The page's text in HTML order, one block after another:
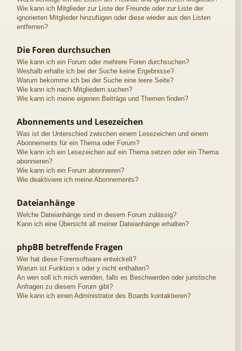
Wie kann ich Mitglieder zur Liste der Freunde oder zur Liste der
ignorierten Mitglieder hinzufügen oder diese wieder aus den Listen
entfernen?
Die Foren durchsuchen
Wie kann ich ein Forum oder mehrere Foren durchsuchen?
Weshalb erhalte ich bei der Suche keine Ergebnisse?
Warum bekomme ich bei der Suche eine leere Seite?
Wie kann ich nach Mitgliedern suchen?
Wie kann ich meine eigenen Beiträge und Themen finden?
Abonnements und Lesezeichen
Was ist der Unterschied zwischen einem Lesezeichen und einem
Abonnements für ein Thema oder Forum?
Wie kann ich ein Lesezeichen auf ein Thema setzen oder ein Thema
abonnieren?
Wie kann ich ein Forum abonnieren?
Wie deaktiviere ich meine Abonnements?
Dateianhänge
Welche Dateianhänge sind in diesem Forum zulässig?
Kann ich eine Übersicht all meiner Dateianhänge erhalten?
phpBB betreffende Fragen
Wer hat diese Forensoftware entwickelt?
Warum ist Funktion x oder y nicht enthalten?
An wen soll ich mich wenden, falls es Beschwerden oder juristische
Anfragen zu diesem Forum gibt?
Wie kann ich einen Administrator des Boards kontaktieren?